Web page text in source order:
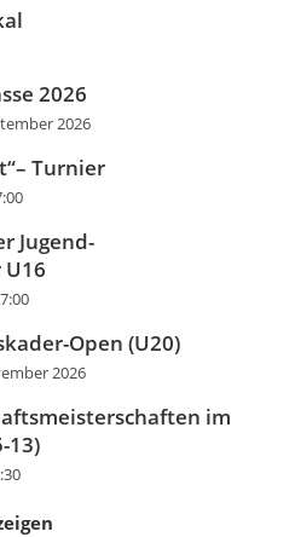
2026
2026
Turnier
Jugend-
Open (U20)
2026
im
13)